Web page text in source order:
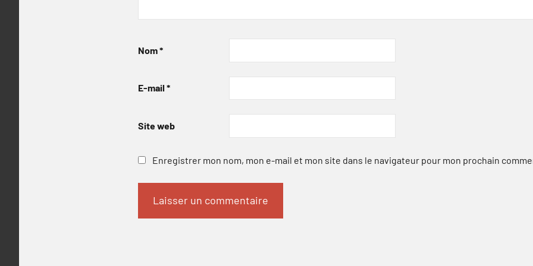
Nom*
E-mail *
Site web
Enregistrer mon nom, mon e-mail et mon site dans le navigateur pour mon prochain